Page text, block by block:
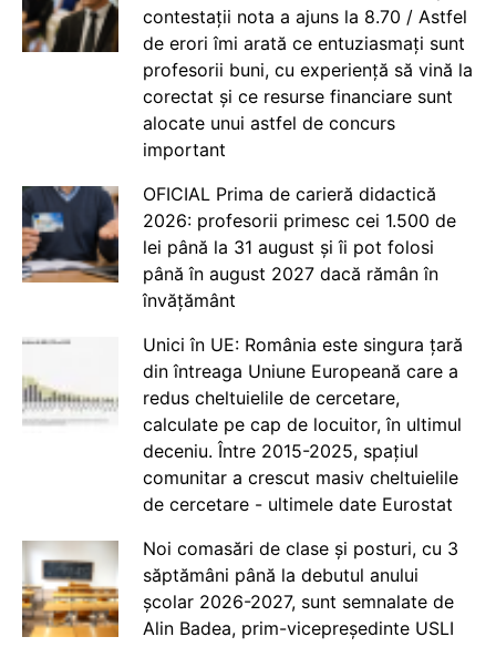
contestații nota a ajuns la 8.70 / Astfel
de erori îmi arată ce entuziasmați sunt
profesorii buni, cu experiență să vină la
corectat și ce resurse financiare sunt
alocate unui astfel de concurs
important
OFICIAL Prima de carieră didactică
2026: profesorii primesc cei 1.500 de
lei până la 31 august și îi pot folosi
până în august 2027 dacă rămân în
învățământ
Unici în UE: România este singura țară
din întreaga Uniune Europeană care a
redus cheltuielile de cercetare,
calculate pe cap de locuitor, în ultimul
deceniu. Între 2015-2025, spațiul
comunitar a crescut masiv cheltuielile
de cercetare - ultimele date Eurostat
Noi comasări de clase și posturi, cu 3
săptămâni până la debutul anului
școlar 2026-2027, sunt semnalate de
Alin Badea, prim-vicepreședinte USLI